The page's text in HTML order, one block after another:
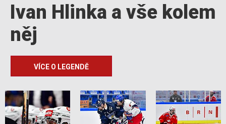
Ivan Hlinka a vše kolem
něj
VÍCE O LEGENDĚ